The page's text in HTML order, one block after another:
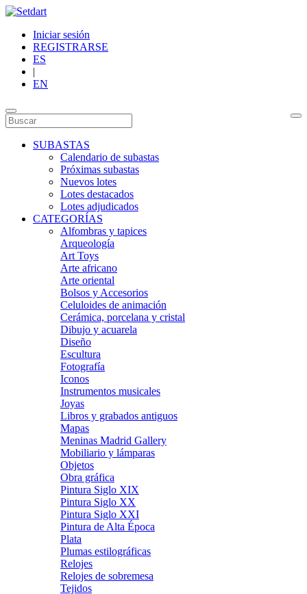
Iniciar sesión
REGISTRARSE
ES
|
EN
SUBASTAS
Calendario de subastas
Próximas subastas
Nuevos lotes
Lotes destacados
Lotes adjudicados
CATEGORÍAS
Alfombras y tapices
Arqueología
Art Toys
Arte africano
Arte oriental
Bolsos y Accesorios
Celuloides de animación
Cerámica, porcelana y cristal
Dibujo y acuarela
Diseño
Escultura
Fotografía
Iconos
Instrumentos musicales
Joyas
Libros y grabados antiguos
Mapas
Meninas Madrid Gallery
Mobiliario y lámparas
Objetos
Obra gráfica
Pintura Siglo XIX
Pintura Siglo XX
Pintura Siglo XXI
Pintura de Alta Época
Plata
Plumas estilográficas
Relojes
Relojes de sobremesa
Tejidos